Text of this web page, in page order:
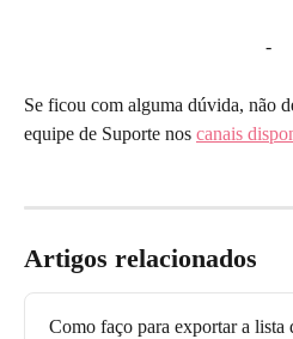
-
Se ficou com alguma dúvida, não
equipe de Suporte nos canais
Artigos relacionados
Como faço para exportar a lista